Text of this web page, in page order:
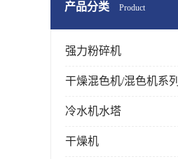
产品分类 Product
强力粉碎机
干燥混色机/混色机系列
冷水机水塔
干燥机